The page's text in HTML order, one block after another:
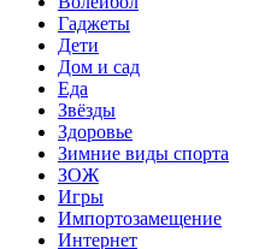
Гаджеты
Дети
Дом и сад
Еда
Звёзды
Здоровье
Зимние виды спорта
ЗОЖ
Игры
Импортозамещение
Интернет